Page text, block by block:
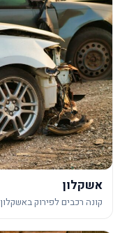
אשקלון
קונה רכבים לפירוק באשקלון